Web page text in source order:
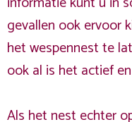
gevallen ook ervoor
het wespennest te
ook al is het actief
Als het nest echter